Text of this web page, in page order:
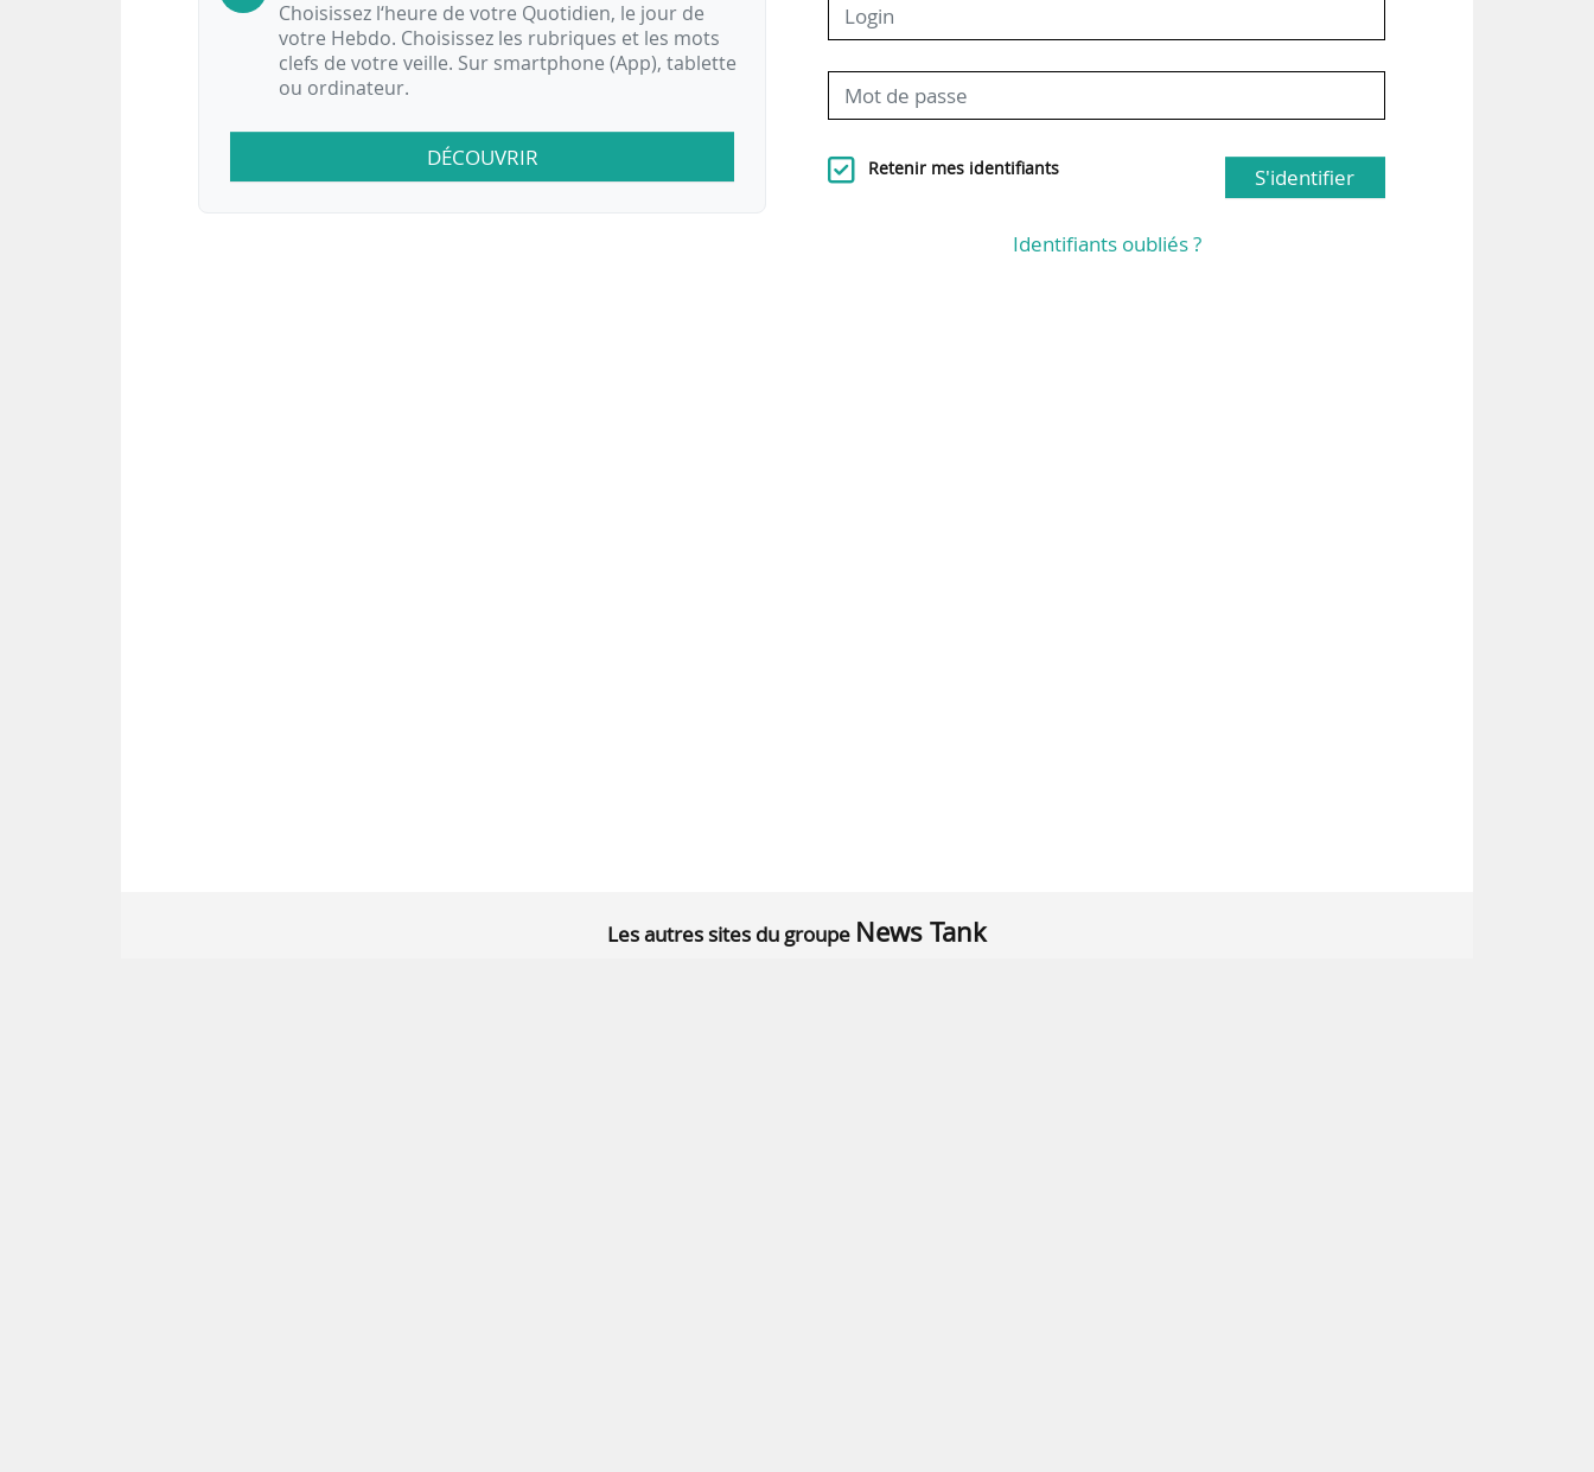
Choisissez l‘heure de votre Quotidien, le jour de
votre Hebdo. Choisissez les rubriques et les mots
clefs de votre veille. Sur smartphone (App), tablette
ou ordinateur.
DÉCOUVRIR Retenir mes identifiants S'identifier
Identifiants oubliés ?
Les autres sites du groupe News Tank